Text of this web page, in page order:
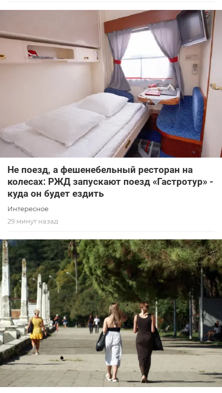
Не поезд, а фешенебельный ресторан на
колесах: РЖД запускают поезд «Гастротур» -
куда он будет ездить
Интересное
29 минут назад